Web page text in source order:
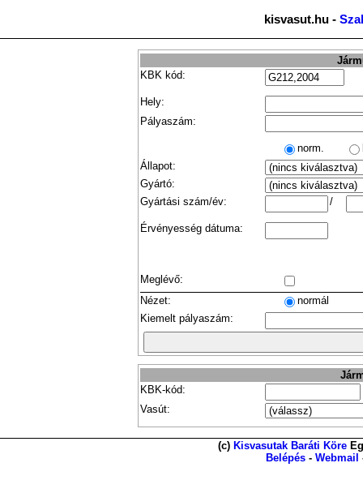
kisvasut.hu -
KBK kód:
Hely:
Pályaszám:
norm.
Állapot:
Gyártó:
Gyártási szám/év:
/
Érvényesség dátuma:
Meglévő:
Nézet:
normál
Kiemelt pályaszám:
KBK-kód:
Vasút:
(c) Kisvasutak Baráti Köre
Belépés - Webmail